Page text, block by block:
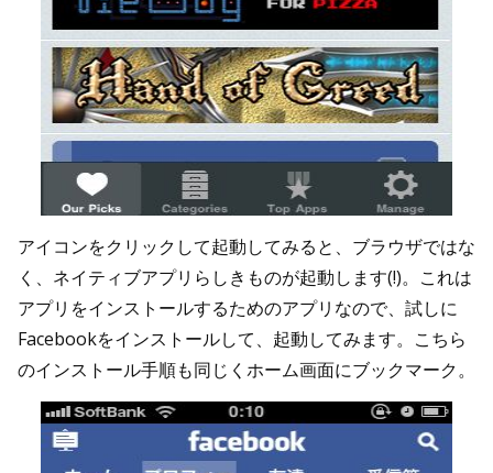
アイコンをクリックして起動してみると、ブラウザではな
く、ネイティブアプリらしきものが起動します(!)。これは
アプリをインストールするためのアプリなので、試しに
Facebookをインストールして、起動してみます。こちら
のインストール手順も同じくホーム画面にブックマーク。